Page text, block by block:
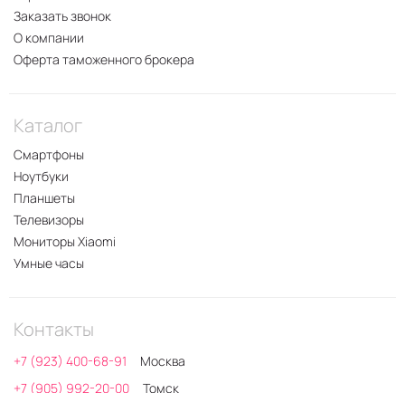
Заказать звонок
О компании
Оферта таможенного брокера
Каталог
Смартфоны
Ноутбуки
Планшеты
Телевизоры
Мониторы Xiaomi
Умные часы
Контакты
+7 (923) 400-68-91
Москва
+7 (905) 992-20-00
Томск